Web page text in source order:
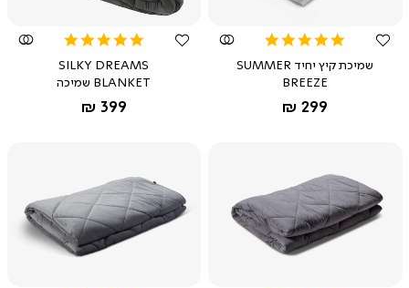
5.0
rating
שמיכת קיץ יחיד SUMMER
BREEZE
החל מ-
299 ₪
ratingSILKY DREAMS
BLANKET שמיכה
החל מ-
399 ₪
צפייה
מהירה
צפייה
מהירה